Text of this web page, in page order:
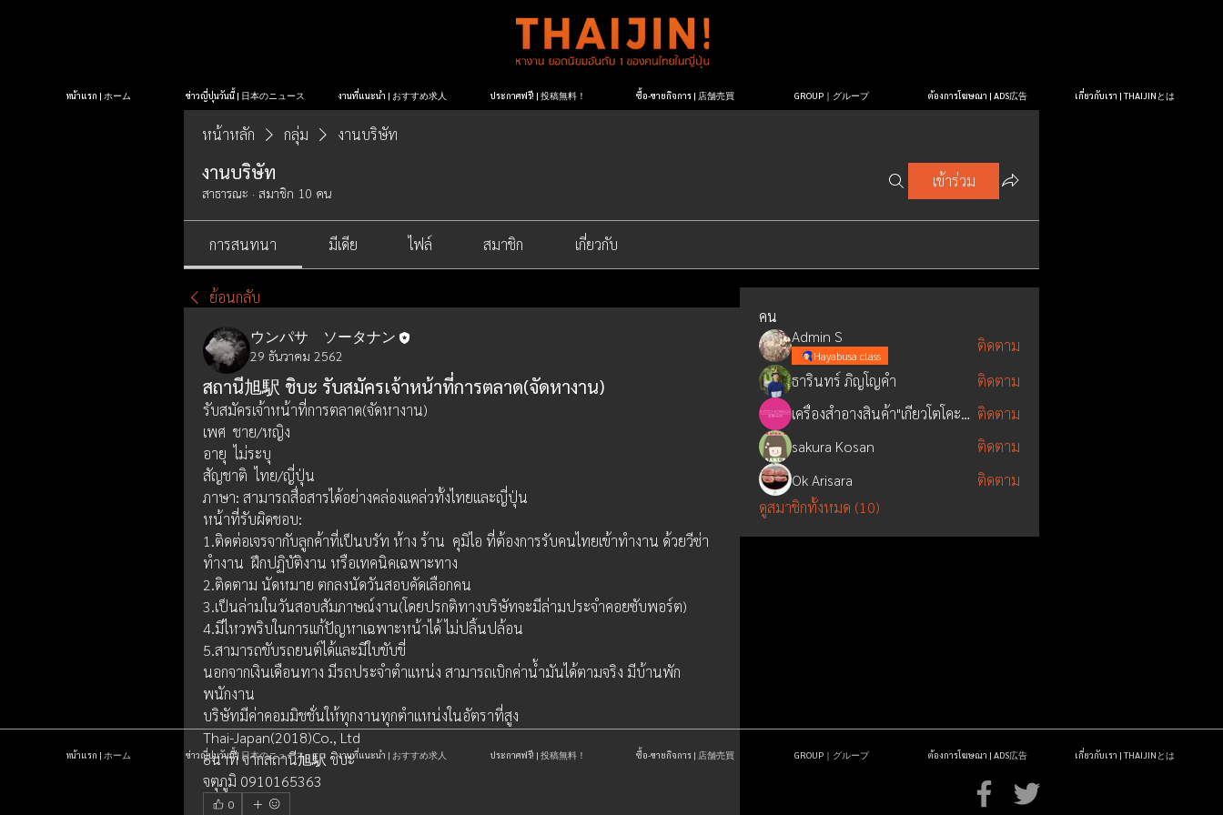
หน้าแรก | ホーム ข่าวญี่ปุ่นวันนี้ | 日本のニュース งานที่แนะนำ | おすすめ求人 ประกาศฟรี! | 投稿無料！ ซื้อ-ขายกิจการ | 店舗売買 GROUP｜グループ ต้องการโฆษณา | ADS広告 เกี่ยวกับเรา | THAIJINとは
หน้าหลัก กลุ่ม งานบริษัท
งานบริษัท
สาธารณะ · สมาชิก 10 คน
เข้าร่วม
การสนทนา มีเดีย ไฟล์ สมาชิก เกี่ยวกับ
ย้อนกลับ
ウンパサ ソータナン
29 ธันวาคม 2562
สถานี旭駅 ชิบะ รับสมัครเจ้าหน้าที่การตลาด(จัดหางาน)
รับสมัครเจ้าหน้าที่การตลาด(จัดหางาน)
เพศ  ชาย/หญิง
อายุ  ไม่ระบุ
สัญชาติ  ไทย/ญี่ปุ่น
ภาษา: สามารถสื่อสารได้อย่างคล่องแคล่วทั้งไทยและญี่ปุ่น
หน้าที่รับผิดชอบ:
1.ติดต่อเจรจากับลูกค้าที่เป็นบรัท ห้าง ร้าน  คุมิไอ ที่ต้องการรับคนไทยเข้าทำงาน ด้วยวีซ่า
ทำงาน  ฝึกปฏิบัติงาน หรือเทคนิคเฉพาะทาง
2.ติดตาม นัดหมาย ตกลงนัดวันสอบคัดเลือกคน
3.เป็นล่ามในวันสอบสัมภาษณ์งาน(โดยปรกติทางบริษัทจะมีล่ามประจำคอยซับพอร์ต)
4.มีไหวพริบในการแก้ปัญหาเฉพาะหน้าได้ ไม่ปลิ้นปล้อน
5.สามารถขับรถยนต์​ได้และมีใบขับขี่
นอกจากเงินเดือนทาง มีรถประจำตำแหน่ง สามารถเบิกค่าน้ำมันได้ตามจริง มีบ้านพัก
พนักงาน
บริษัทมีค่าคอมมิชชั่นให้ทุกงานทุกตำแหน่งในอัตราที่สูง
Thai-Japan(20​18)​Co., Ltd
8นาที จากสถานี旭駅 ชิบะ
จตุภูมิ 0910165363
0
คน
Admin S
Hayabusa class
ติดตาม
ธารินทร์ ภิญโญคํา
ติดตาม
เครื่องสำอางสินค้า"เกียวโตโคะมาจิ" ติดตาม
sakura Kosan
ติดตาม
Ok Arisara
ติดตาม
ดูสมาชิกทั้งหมด (10)
หน้าแรก | ホーム ข่าวญี่ปุ่นวันนี้ | 日本のニュース งานที่แนะนำ | おすすめ求人 ประกาศฟรี! | 投稿無料！ ซื้อ-ขายกิจการ | 店舗売買 GROUP｜グループ ต้องการโฆษณา | ADS広告 เกี่ยวกับเรา | THAIJINとは